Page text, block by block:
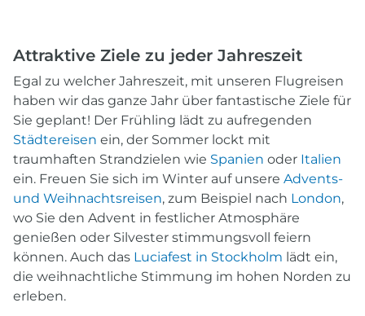
Attraktive Ziele zu jeder Jahreszeit
Egal zu welcher Jahreszeit, mit unseren Flugreisen
haben wir das ganze Jahr über fantastische Ziele für
Sie geplant! Der Frühling lädt zu aufregenden
Städtereisen ein, der Sommer lockt mit
traumhaften Strandzielen wie Spanien oder Italien
ein. Freuen Sie sich im Winter auf unsere Advents-
und Weihnachtsreisen, zum Beispiel nach London,
wo Sie den Advent in festlicher Atmosphäre
genießen oder Silvester stimmungsvoll feiern
können. Auch das Luciafest in Stockholm lädt ein,
die weihnachtliche Stimmung im hohen Norden zu
erleben.